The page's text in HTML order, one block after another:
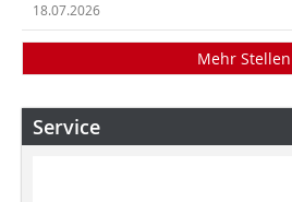
18.07.2026
Mehr Stellen
Service